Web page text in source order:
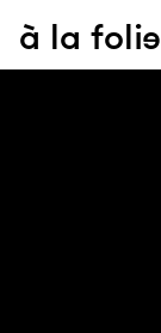
à la folie